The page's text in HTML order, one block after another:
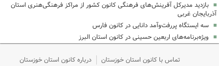
بازدید مدیرکل آفرینش‌های فرهنگی کانون کشور از مراکز فرهنگی‌هنری استان
آذربایجان غربی
سه ایستگاه پررفت‌وآمد دانایی در کانون فارس
ویژه‌برنامه‌های اربعین حسینی در کانون استان البرز
تماس با کانون استان خوزستان درباره کانون استان خوزستان